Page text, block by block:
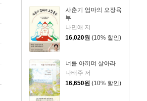
사춘기 엄마의 오장육
부
나민애 저
16,020원 (10% 할인)
너를 아끼며 살아라
나태주 저
16,650원 (10% 할인)